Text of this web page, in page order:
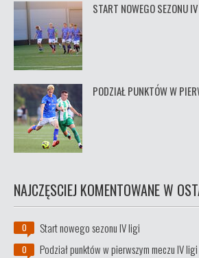
START NOWEGO SEZONU
PODZIAŁ PUNKTÓW W
NAJCZĘSCIEJ KOMENTOWANE W
0 Start nowego sezonu IV ligi
0 Podział punktów w pierwszym meczu IV ligi